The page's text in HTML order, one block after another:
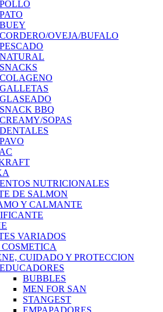
POLLO
PATO
BUEY
CORDERO/OVEJA/BUFALO
PESCADO
NATURAL
SNACKS
COLAGENO
GALLETAS
GLASEADO
SNACK BBQ
CREAMY/SOPAS
DENTALES
PAVO
NUTRICIONALES
DE SALMON
Y CALMANTE
VARIADOS
CUIDADO Y PROTECCION
EDUCADORES
BUBBLES
MEN FOR SAN
STANGEST
EMPAPADORES